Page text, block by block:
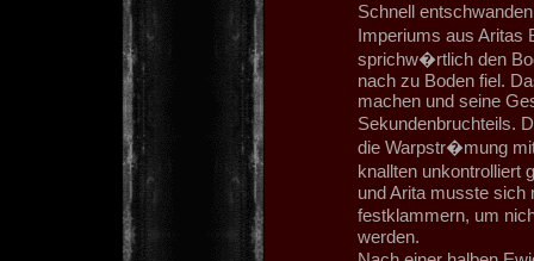
Schnell
Imperiums aus Aritas
sprichw�rtlich den
nach zu Boden fiel.
machen und seine
Sekundenbruchteils.
die Warpstr�mung
knallten unkontrolliert
und Arita musste sich
festklammern, um
werden.